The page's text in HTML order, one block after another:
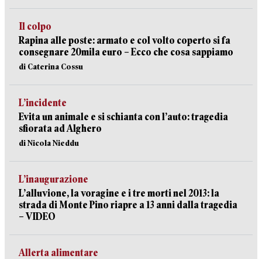
Il colpo
Rapina alle poste: armato e col volto coperto si fa
consegnare 20mila euro – Ecco che cosa sappiamo
di Caterina Cossu
L’incidente
Evita un animale e si schianta con l’auto: tragedia
sfiorata ad Alghero
di Nicola Nieddu
L’inaugurazione
L’alluvione, la voragine e i tre morti nel 2013: la
strada di Monte Pino riapre a 13 anni dalla tragedia
– VIDEO
Allerta alimentare